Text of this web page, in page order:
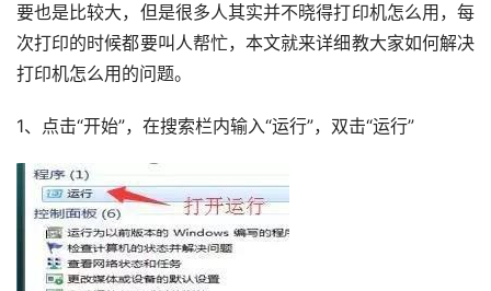
要也是比较大，但是很多人其实并不晓得打印机怎么用，每
次打印的时候都要叫人帮忙，本文就来详细教大家如何解决
打印机怎么用的问题。
1、点击“开始”，在搜索栏内输入“运行”，双击“运行”